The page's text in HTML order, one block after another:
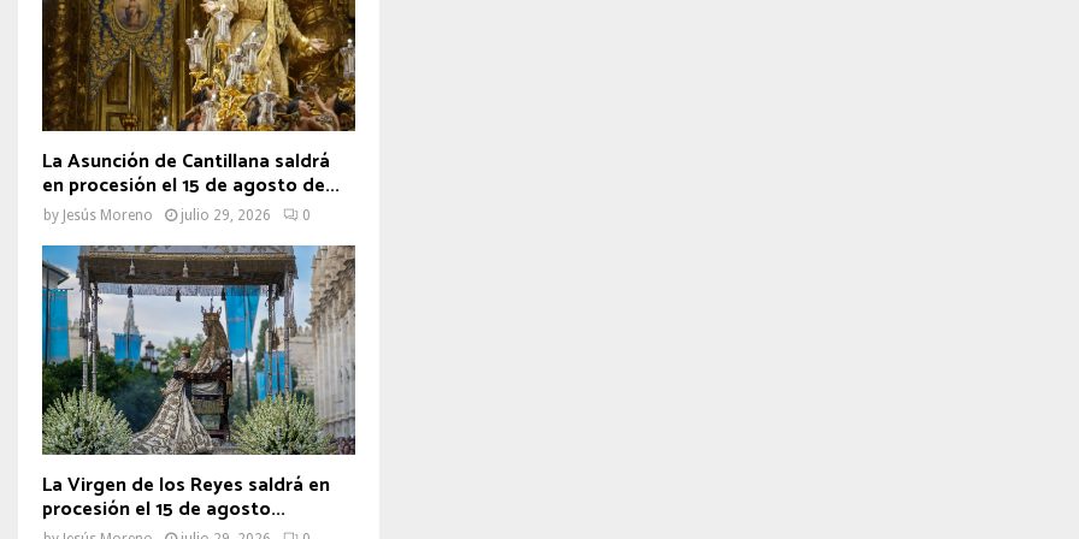
La Asunción de Cantillana saldrá
en procesión el 15 de agosto de...
by Jesús Moreno julio 29, 2026 0
La Virgen de los Reyes saldrá en
procesión el 15 de agosto...